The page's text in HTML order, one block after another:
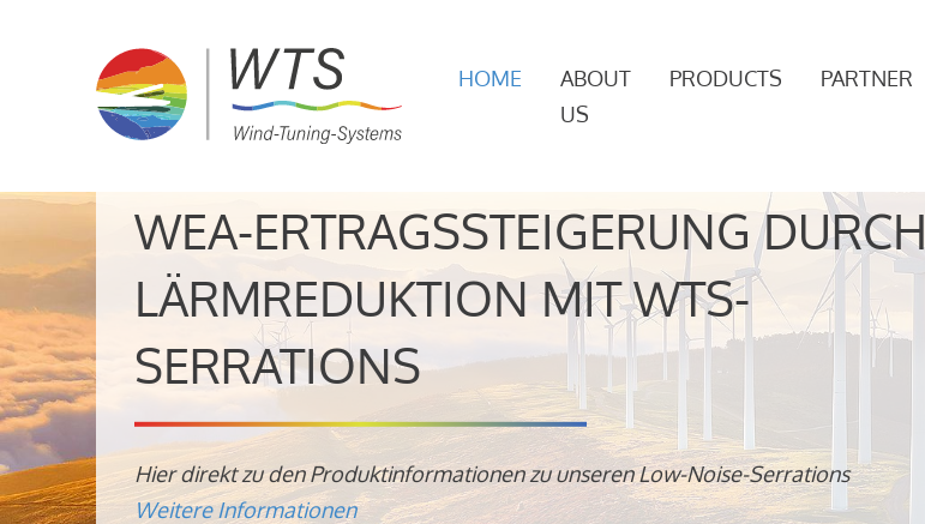
HOME
ABOUT
US
PRODUCTS PARTNER
WEA-ERTRAGSSTEIGERUNG DURCH
LÄRMREDUKTION MIT WTS-
SERRATIONS
Hier direkt zu den Produktinformationen zu unseren Low-Noise-Serrations
Weitere Informationen